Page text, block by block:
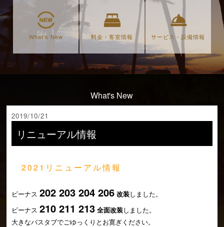
What's New 料金・客室情報 サービス・設備情報
What's New
2019/10/21
リニューアル情報
2021リニューアル情報
ビーナス202 203 204 206 改装しました。
ビーナス210 211 213 全面改装しました。
大きなバスタブでごゆっくりとお寛ぎください。